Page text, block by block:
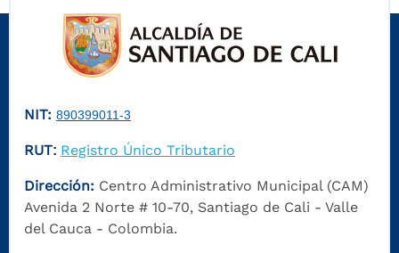
NIT: 890399011-3
RUT: Registro Único Tributario
Dirección: Centro Administrativo Municipal (CAM)
Avenida 2 Norte # 10-70, Santiago de Cali - Valle
del Cauca - Colombia.